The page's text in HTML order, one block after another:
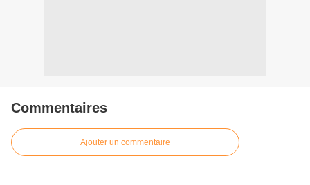
Commentaires
Ajouter un commentaire